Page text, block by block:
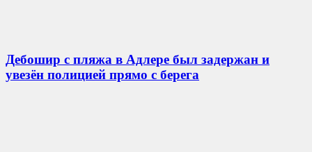
Дебошир с пляжа в Адлере был задержан и
увезён полицией прямо с берега